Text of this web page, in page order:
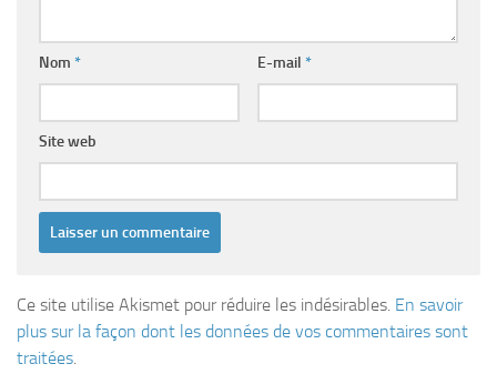
Nom * E-mail *
Site web
Ce site utilise Akismet pour réduire les indésirables. En savoir
plus sur la façon dont les données de vos commentaires sont
traitées.